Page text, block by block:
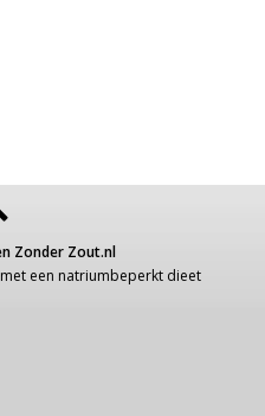
Zonder Zout.nl
met een natriumbeperkt dieet